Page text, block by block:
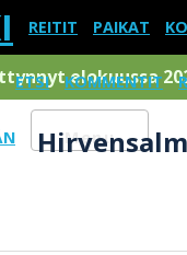
REITIT PAIKAT
ETSI KOMMENTIT
Menu
elokuussa